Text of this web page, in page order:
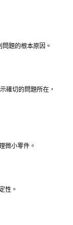
題的根本原因。
確切的問題所在，
微小零件。
性。